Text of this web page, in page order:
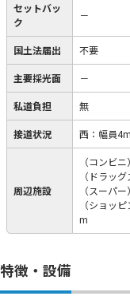
セットバッ
ク
－
国土法届出 不要
主要採光面 －
私道負担 無
接道状況 西：幅員
周辺施設
（コンビ
（ドラッ
（スーパ
（ショッ
m
特徴・設備